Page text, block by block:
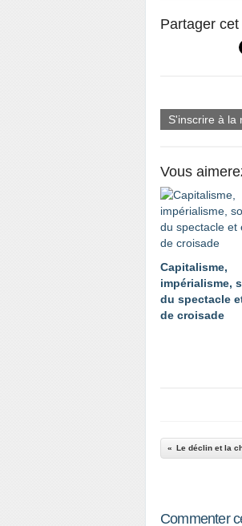
Partager
S'inscrire à la
Vous
Capitalisme,
impérialisme,
du spectacle
de croisade
Commenter